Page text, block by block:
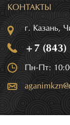
КОНТАКТЫ
г. Казань,
+7 (843)
Пн-Пт: